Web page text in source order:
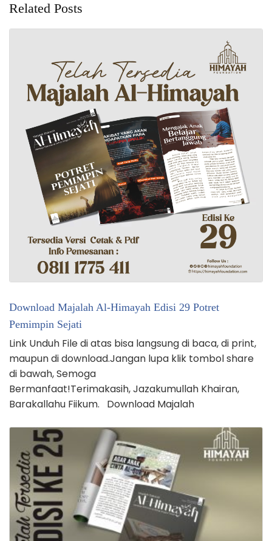
Related Posts
Download Majalah Al-Himayah Edisi 29 Potret
Pemimpin Sejati
Link Unduh File di atas bisa langsung di baca, di print,
maupun di download.Jangan lupa klik tombol share
di bawah, Semoga
Bermanfaat!Terimakasih, Jazakumullah Khairan,
Barakallahu Fiikum. Download Majalah